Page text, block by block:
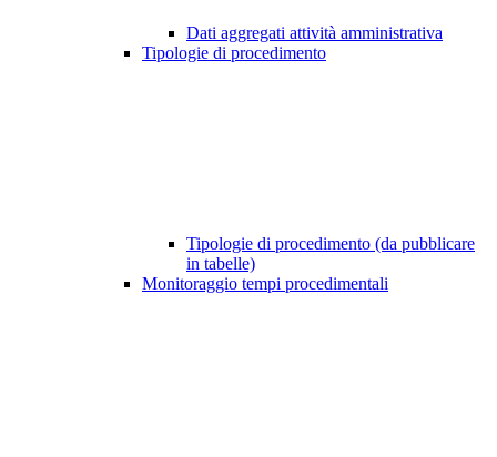
Dati aggregati attività amministrativa
Tipologie di procedimento
Tipologie di procedimento (da pubblicare
in tabelle)
Monitoraggio tempi procedimentali